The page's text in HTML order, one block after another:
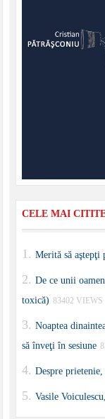
CELE MAI
Merită să aştepţi
De ce unii
toxică) 83402 VIEWS
Noaptea
să înveţi în sesiune
Despre prietenie,
Vasile